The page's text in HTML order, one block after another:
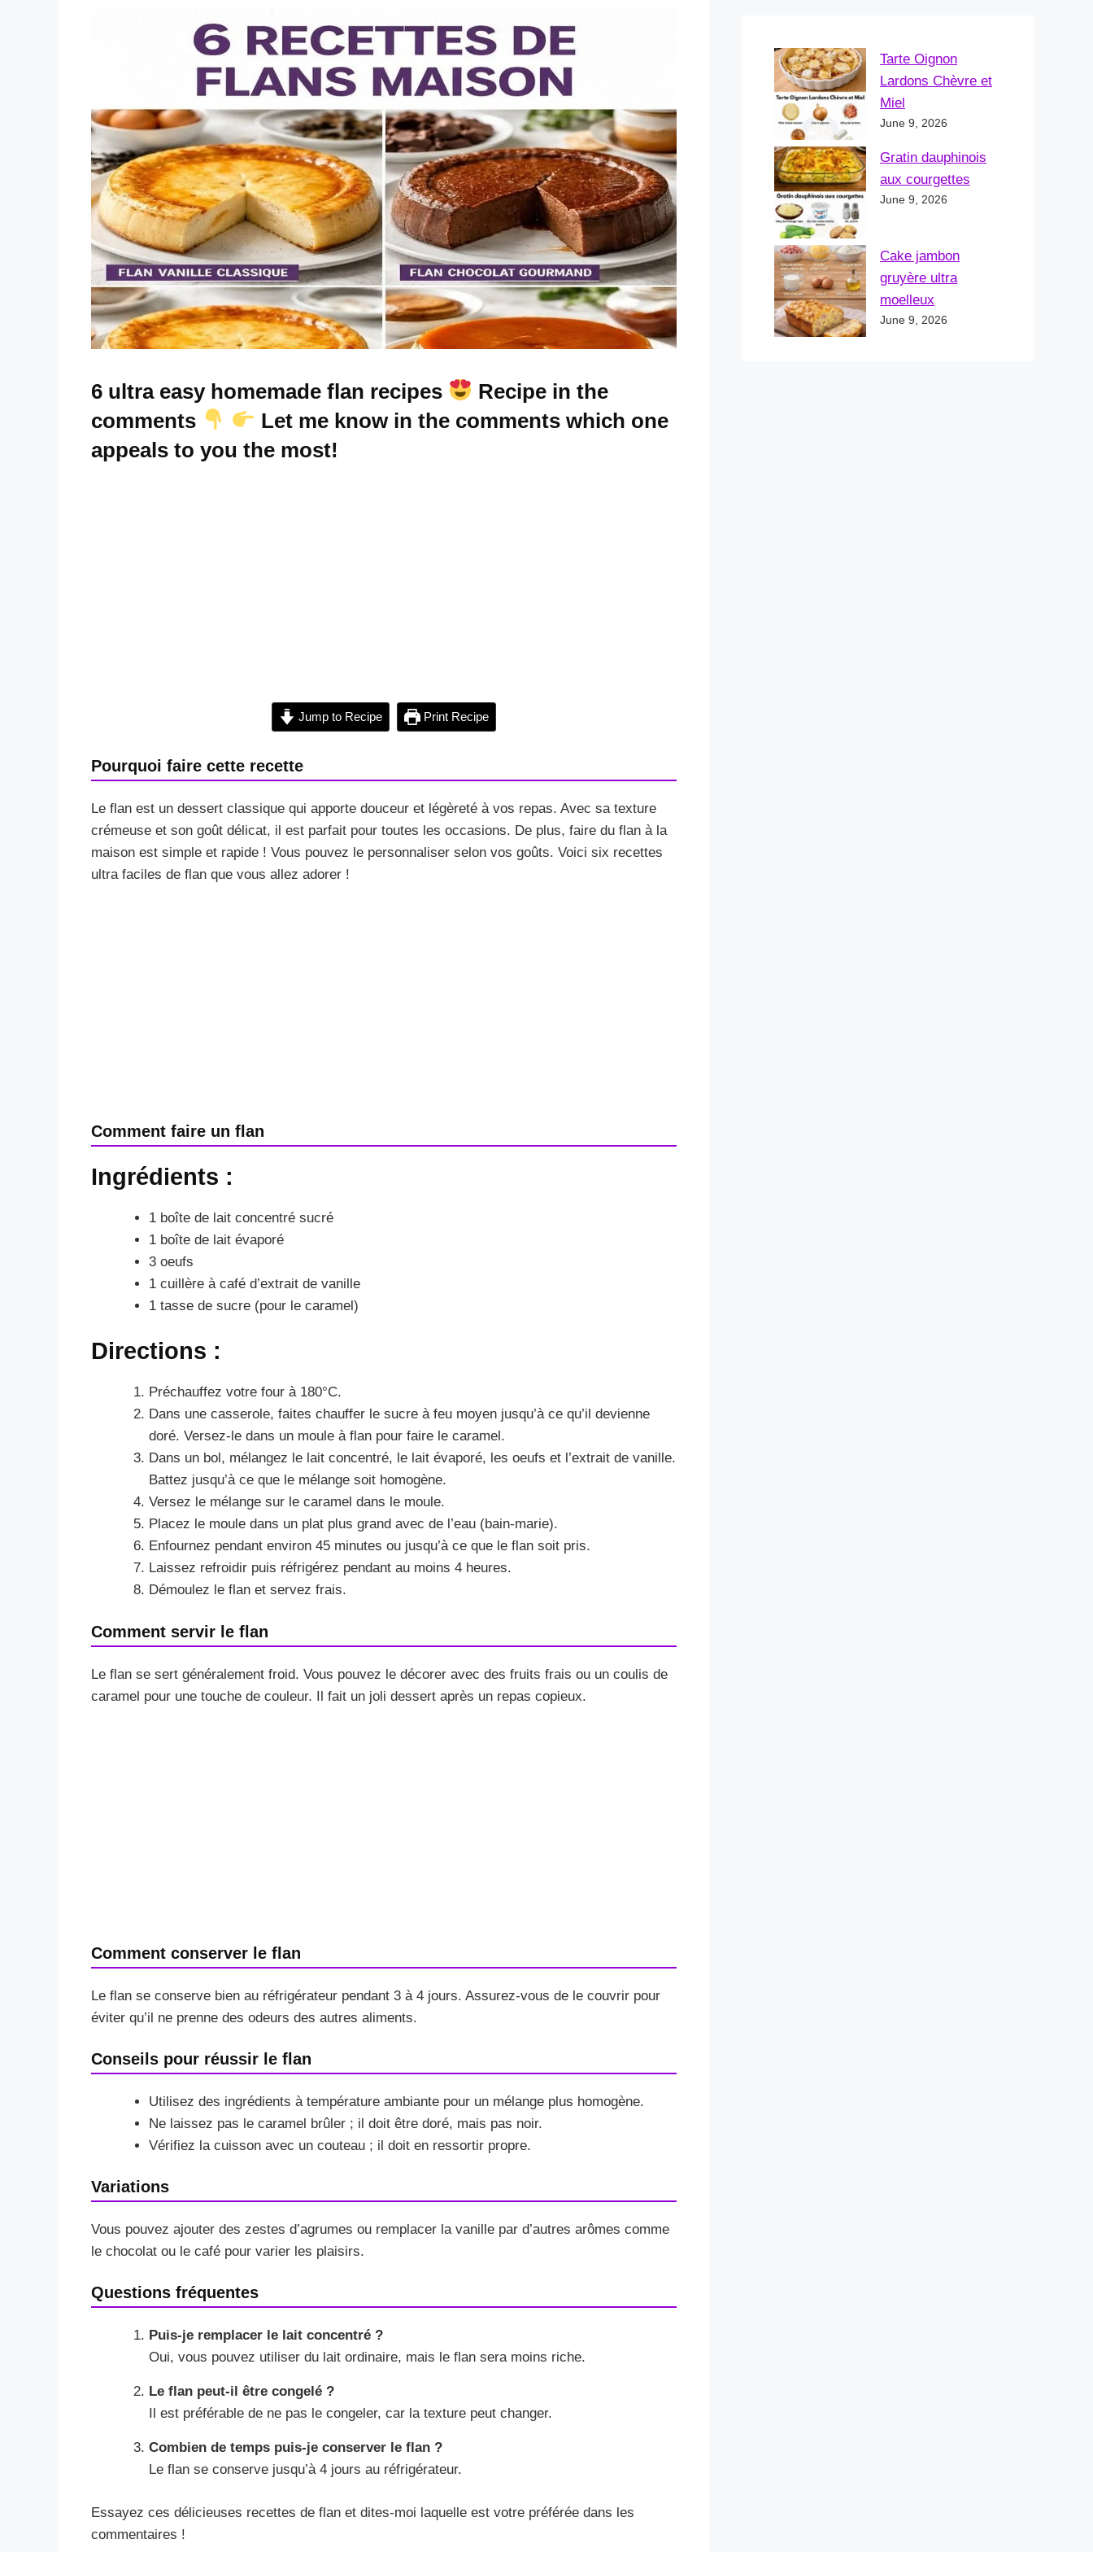
6 ultra easy homemade flan recipes
Recipe in the
comments
Let me know in the comments which one
appeals to you the most!
Jump to Recipe Print Recipe
Pourquoi faire cette recette
Le flan est un dessert classique qui apporte douceur et légèreté à vos repas. Avec sa texture
crémeuse et son goût délicat, il est parfait pour toutes les occasions. De plus, faire du flan à la
maison est simple et rapide ! Vous pouvez le personnaliser selon vos goûts. Voici six recettes
ultra faciles de flan que vous allez adorer !
Comment faire un flan
Ingrédients :
1 boîte de lait concentré sucré
1 boîte de lait évaporé
3 oeufs
1 cuillère à café d’extrait de vanille
1 tasse de sucre (pour le caramel)
Directions :
Préchauffez votre four à 180°C.
Dans une casserole, faites chauffer le sucre à feu moyen jusqu’à ce qu’il devienne
doré. Versez-le dans un moule à flan pour faire le caramel.
Dans un bol, mélangez le lait concentré, le lait évaporé, les oeufs et l’extrait de vanille.
Battez jusqu’à ce que le mélange soit homogène.
Versez le mélange sur le caramel dans le moule.
Placez le moule dans un plat plus grand avec de l’eau (bain-marie).
Enfournez pendant environ 45 minutes ou jusqu’à ce que le flan soit pris.
Laissez refroidir puis réfrigérez pendant au moins 4 heures.
Démoulez le flan et servez frais.
Comment servir le flan
Le flan se sert généralement froid. Vous pouvez le décorer avec des fruits frais ou un coulis de
caramel pour une touche de couleur. Il fait un joli dessert après un repas copieux.
Comment conserver le flan
Le flan se conserve bien au réfrigérateur pendant 3 à 4 jours. Assurez-vous de le couvrir pour
éviter qu’il ne prenne des odeurs des autres aliments.
Conseils pour réussir le flan
Utilisez des ingrédients à température ambiante pour un mélange plus homogène.
Ne laissez pas le caramel brûler ; il doit être doré, mais pas noir.
Vérifiez la cuisson avec un couteau ; il doit en ressortir propre.
Variations
Vous pouvez ajouter des zestes d’agrumes ou remplacer la vanille par d’autres arômes comme
le chocolat ou le café pour varier les plaisirs.
Questions fréquentes
Puis-je remplacer le lait concentré ?
Oui, vous pouvez utiliser du lait ordinaire, mais le flan sera moins riche.
Le flan peut-il être congelé ?
Il est préférable de ne pas le congeler, car la texture peut changer.
Combien de temps puis-je conserver le flan ?
Le flan se conserve jusqu’à 4 jours au réfrigérateur.
Essayez ces délicieuses recettes de flan et dites-moi laquelle est votre préférée dans les
commentaires !
Tarte Oignon
Lardons Chèvre et
Miel
June 9, 2026
Gratin dauphinois
aux courgettes
June 9, 2026
Cake jambon
gruyère ultra
moelleux
June 9, 2026